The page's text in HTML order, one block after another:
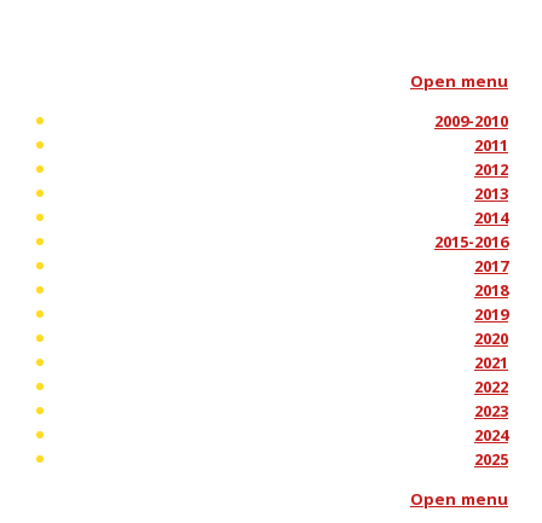
Open menu
2009-2010
2011
2012
2013
2014
2015-2016
2017
2018
2019
2020
2021
2022
2023
2024
2025
Open menu